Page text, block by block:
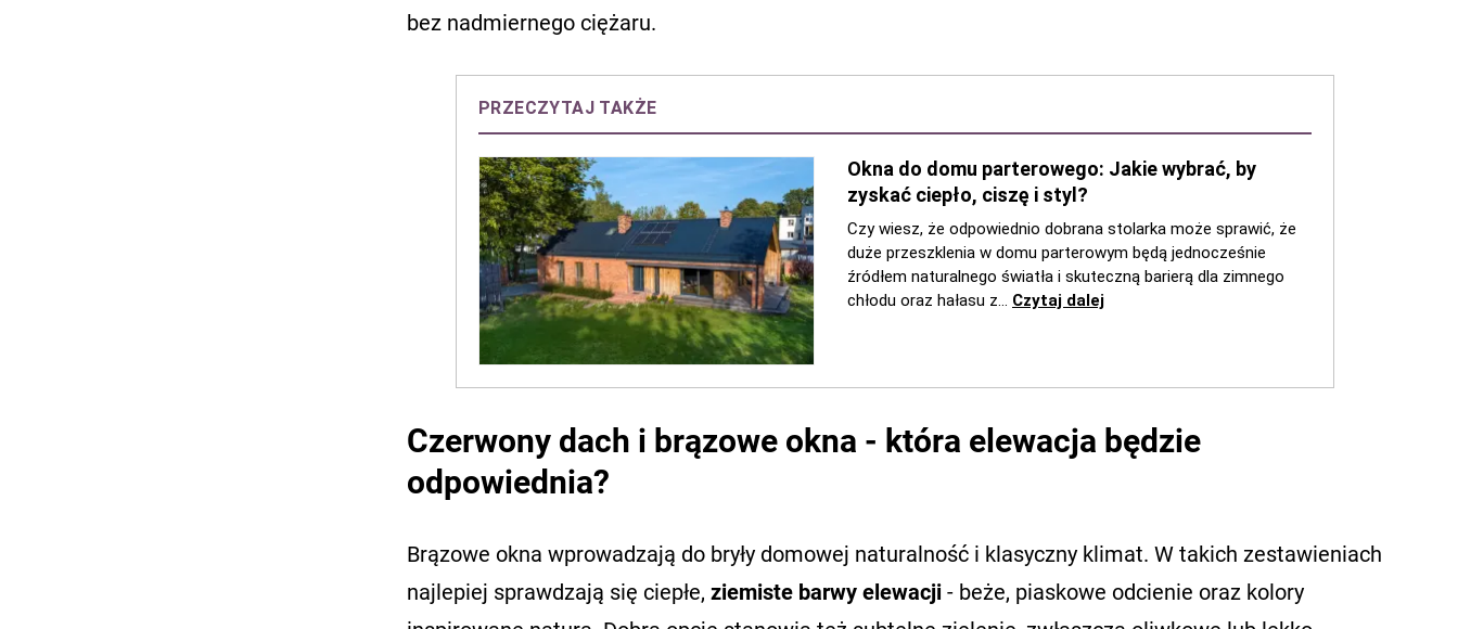
bez nadmiernego ciężaru.
Czerwony dach i brązowe okna - która elewacja będzie
odpowiednia?
Brązowe okna wprowadzają do bryły domowej naturalność i klasyczny klimat. W takich zestawieniach
najlepiej sprawdzają się ciepłe, ziemiste barwy elewacji - beże, piaskowe odcienie oraz kolory